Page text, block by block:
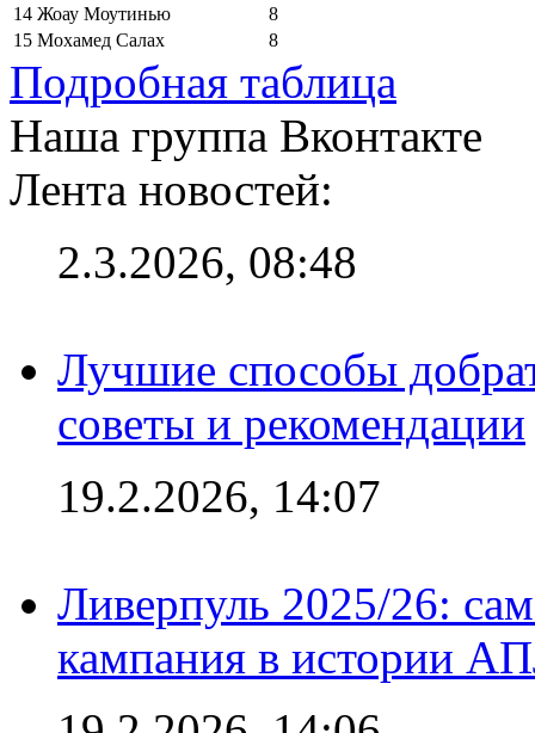
14 Жоау Моутинью
8
15 Мохамед Салах 8
Подробная таблица
Наша группа Вконтакте
Лента новостей:
2.3.2026, 08:48
Лучшие способы
советы и рекомендации
19.2.2026, 14:07
Ливерпуль 2025/26:
кампания в истории